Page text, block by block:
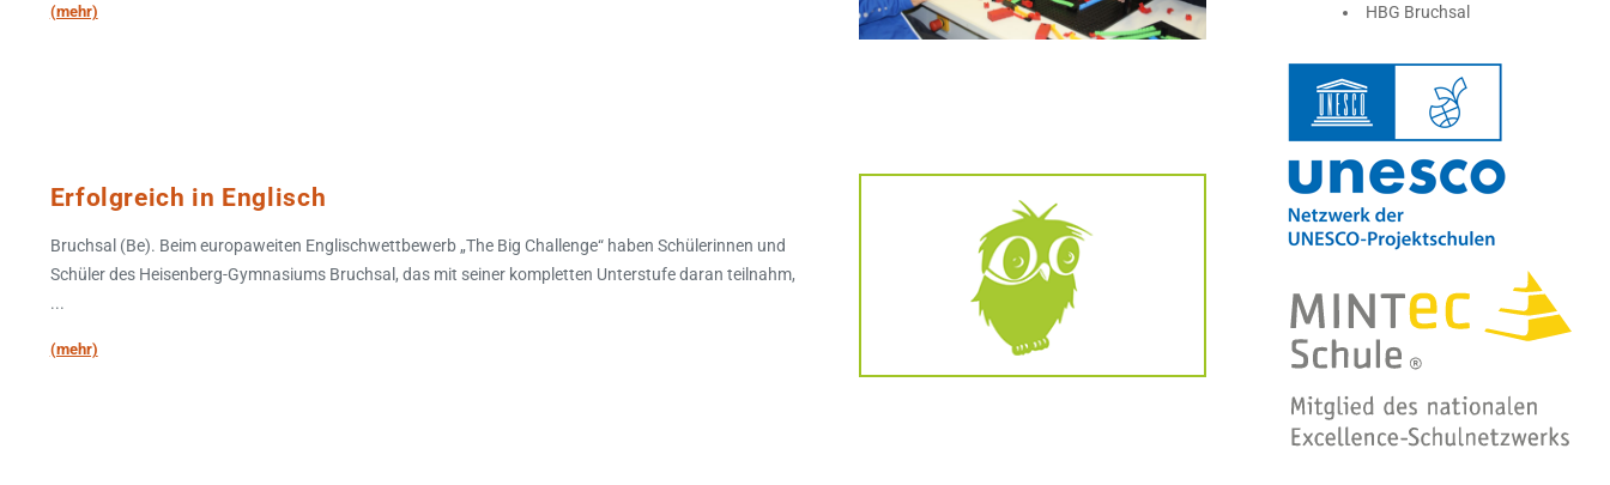
(mehr)
Erfolgreich in Englisch
Bruchsal (Be). Beim europaweiten Englischwettbewerb „The Big Challenge“ haben Schülerinnen und
Schüler des Heisenberg-Gymnasiums Bruchsal, das mit seiner kompletten Unterstufe daran teilnahm,
...
(mehr)
HBG Bruchsal